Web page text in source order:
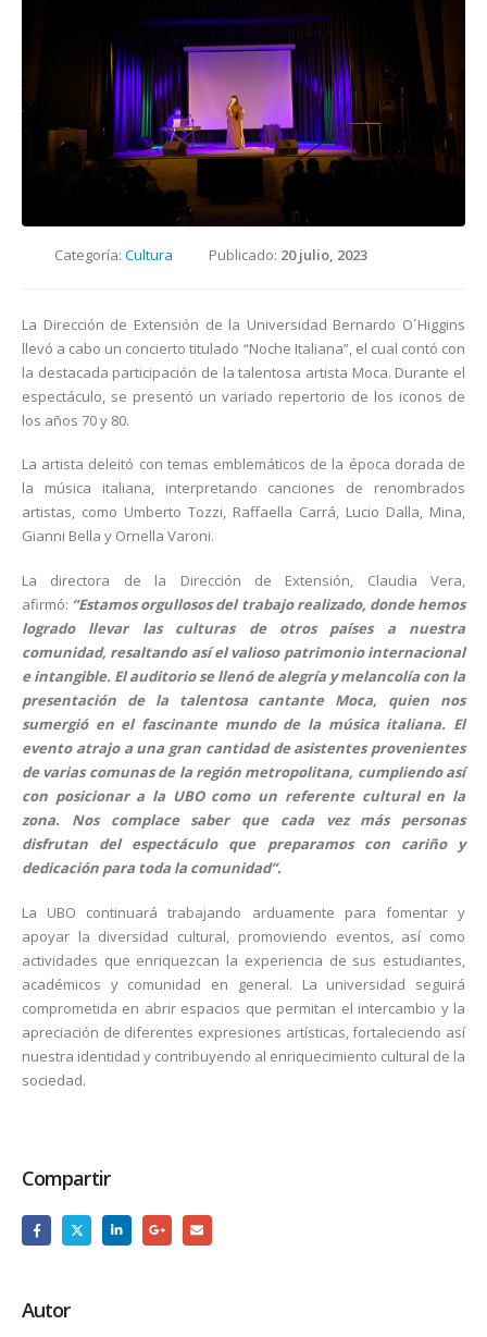
Categoría: Cultura Publicado: 20 julio, 2023
La Dirección de Extensión de la Universidad Bernardo O´Higgins
llevó a cabo un concierto titulado “Noche Italiana”, el cual contó con
la destacada participación de la talentosa artista Moca. Durante el
espectáculo, se presentó un variado repertorio de los iconos de
los años 70 y 80.
La artista deleitó con temas emblemáticos de la época dorada de
la música italiana, interpretando canciones de renombrados
artistas, como Umberto Tozzi, Raffaella Carrá, Lucio Dalla, Mina,
Gianni Bella y Ornella Varoni.
La directora de la Dirección de Extensión, Claudia Vera,
afirmó: “Estamos orgullosos del trabajo realizado, donde hemos
logrado llevar las culturas de otros países a nuestra
comunidad, resaltando así el valioso patrimonio internacional
e intangible. El auditorio se llenó de alegría y melancolía con la
presentación de la talentosa cantante Moca, quien nos
sumergió en el fascinante mundo de la música italiana. El
evento atrajo a una gran cantidad de asistentes provenientes
de varias comunas de la región metropolitana, cumpliendo así
con posicionar a la UBO como un referente cultural en la
zona. Nos complace saber que cada vez más personas
disfrutan del espectáculo que preparamos con cariño y
dedicación para toda la comunidad”.
La UBO continuará trabajando arduamente para fomentar y
apoyar la diversidad cultural, promoviendo eventos, así como
actividades que enriquezcan la experiencia de sus estudiantes,
académicos y comunidad en general. La universidad seguirá
comprometida en abrir espacios que permitan el intercambio y la
apreciación de diferentes expresiones artísticas, fortaleciendo así
nuestra identidad y contribuyendo al enriquecimiento cultural de la
sociedad.
Compartir
Autor